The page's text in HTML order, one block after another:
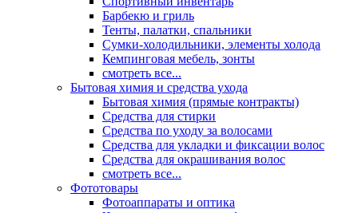
Барбекю и гриль
Тенты, палатки, спальники
Сумки-холодильники, элементы холода
Кемпинговая мебель, зонты
смотреть все...
Бытовая химия и средства ухода
Бытовая химия (прямые контракты)
Средства для стирки
Средства по уходу за волосами
Средства для укладки и фиксации волос
Средства для окрашивания волос
смотреть все...
Фототовары
Фотоаппараты и оптика